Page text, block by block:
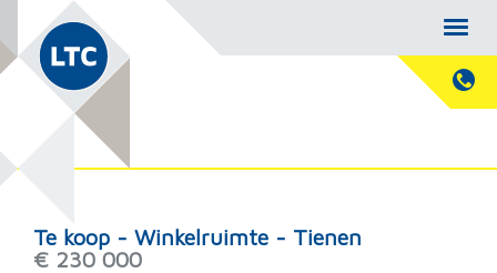
Te koop - Winkelruimte - Tienen
€ 230 000